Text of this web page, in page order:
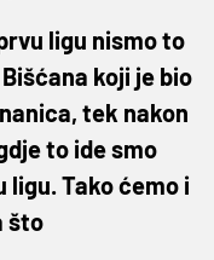
ligu nismo to
koji je bio
tek nakon
to ide smo
Tako ćemo i
što